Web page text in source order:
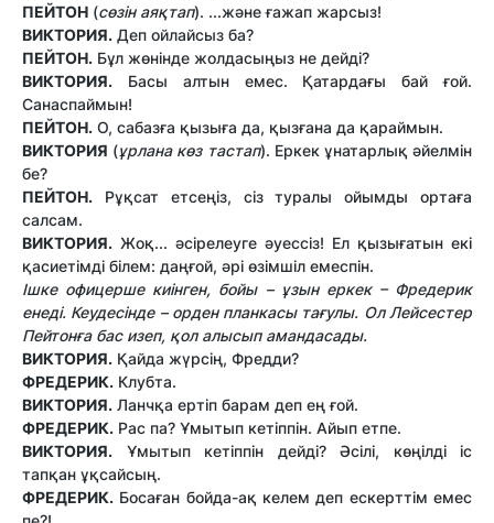
ПЕЙТОН (сөзін аяқтап). ...және ғажап жарсыз!
ВИКТОРИЯ. Деп ойлайсыз ба?
ПЕЙТОН. Бұл жөнінде жолдасыңыз не дейді?
ВИКТОРИЯ. Басы алтын емес. Қатардағы бай ғой.
Санаспаймын!
ПЕЙТОН. О, сабазға қызыға да, қызғана да қараймын.
ВИКТОРИЯ (ұрлана көз тастап). Еркек ұнатарлық әйелмін
бе?
ПЕЙТОН. Рұқсат етсеңіз, сіз туралы ойымды ортаға
салсам.
ВИКТОРИЯ. Жоқ... әсірелеуге әуессіз! Ел қызығатын екі
қасиетімді білем: даңғой, әрі өзімшіл емеспін.
Ішке офицерше киінген, бойы – ұзын еркек – Фредерик
енеді. Кеудесінде – орден планкасы тағулы. Ол Лейсестер
Пейтонға бас изеп, қол алысып амандасады.
ВИКТОРИЯ. Қайда жүрсің, Фредди?
ФРЕДЕРИК. Клубта.
ВИКТОРИЯ. Ланчқа ертіп барам деп ең ғой.
ФРЕДЕРИК. Рас па? Ұмытып кетіппін. Айып етпе.
ВИКТОРИЯ. Ұмытып кетіппін дейді? Әсілі, көңілді іс
тапқан ұқсайсың.
ФРЕДЕРИК. Босаған бойда-ақ келем деп ескерттім емес